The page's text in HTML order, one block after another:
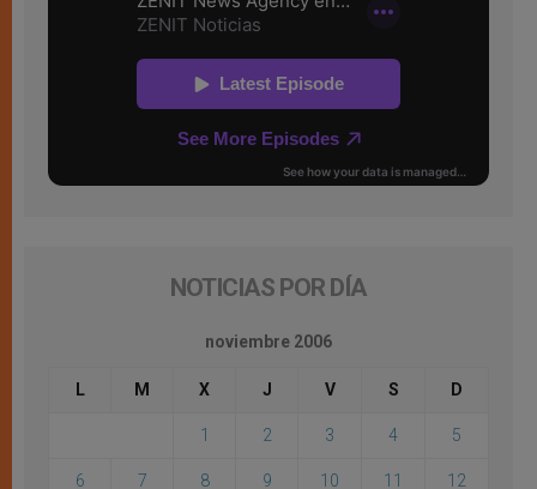
NOTICIAS POR DÍA
noviembre 2006
L M X J V S D
1 2 3 4 5
6 7 8 9 10 11 12